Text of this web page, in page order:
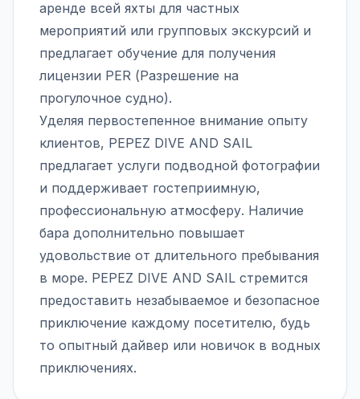
аренде всей яхты для частных
мероприятий или групповых экскурсий и
предлагает обучение для получения
лицензии PER (Разрешение на
прогулочное судно).
Уделяя первостепенное внимание опыту
клиентов, PEPEZ DIVE AND SAIL
предлагает услуги подводной фотографии
и поддерживает гостеприимную,
профессиональную атмосферу. Наличие
бара дополнительно повышает
удовольствие от длительного пребывания
в море. PEPEZ DIVE AND SAIL стремится
предоставить незабываемое и безопасное
приключение каждому посетителю, будь
то опытный дайвер или новичок в водных
приключениях.